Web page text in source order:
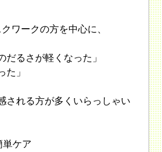
ワークの方を中心に、
だるさが軽くなった」
た」
される方が多くいらっしゃい
単ケア